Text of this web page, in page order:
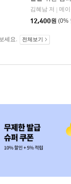
부 돌파 기념
디션)
김혜남 저 | 메
12,400원 (0%
세요. 전체보기